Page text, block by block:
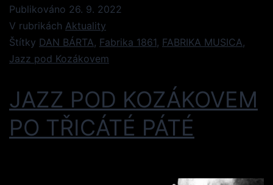
Publikováno 26. 9. 2022
V rubrikách Aktuality
Štítky DAN BÁRTA, Fabrika 1861, FABRIKA MUSICA,
Jazz pod Kozákovem
JAZZ POD KOZÁKOVEM
PO TŘICÁTÉ PÁTÉ